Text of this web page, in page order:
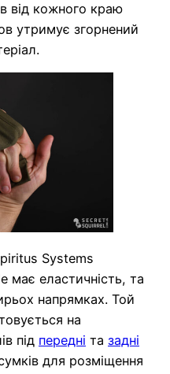
від кожного краю
утримує згорнений
Systems
має еластичність, та
напрямках. Той
на
під передні та задні
для розміщення